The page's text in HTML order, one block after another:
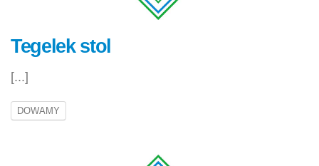
Tegelek stol
[...]
DOWAMY